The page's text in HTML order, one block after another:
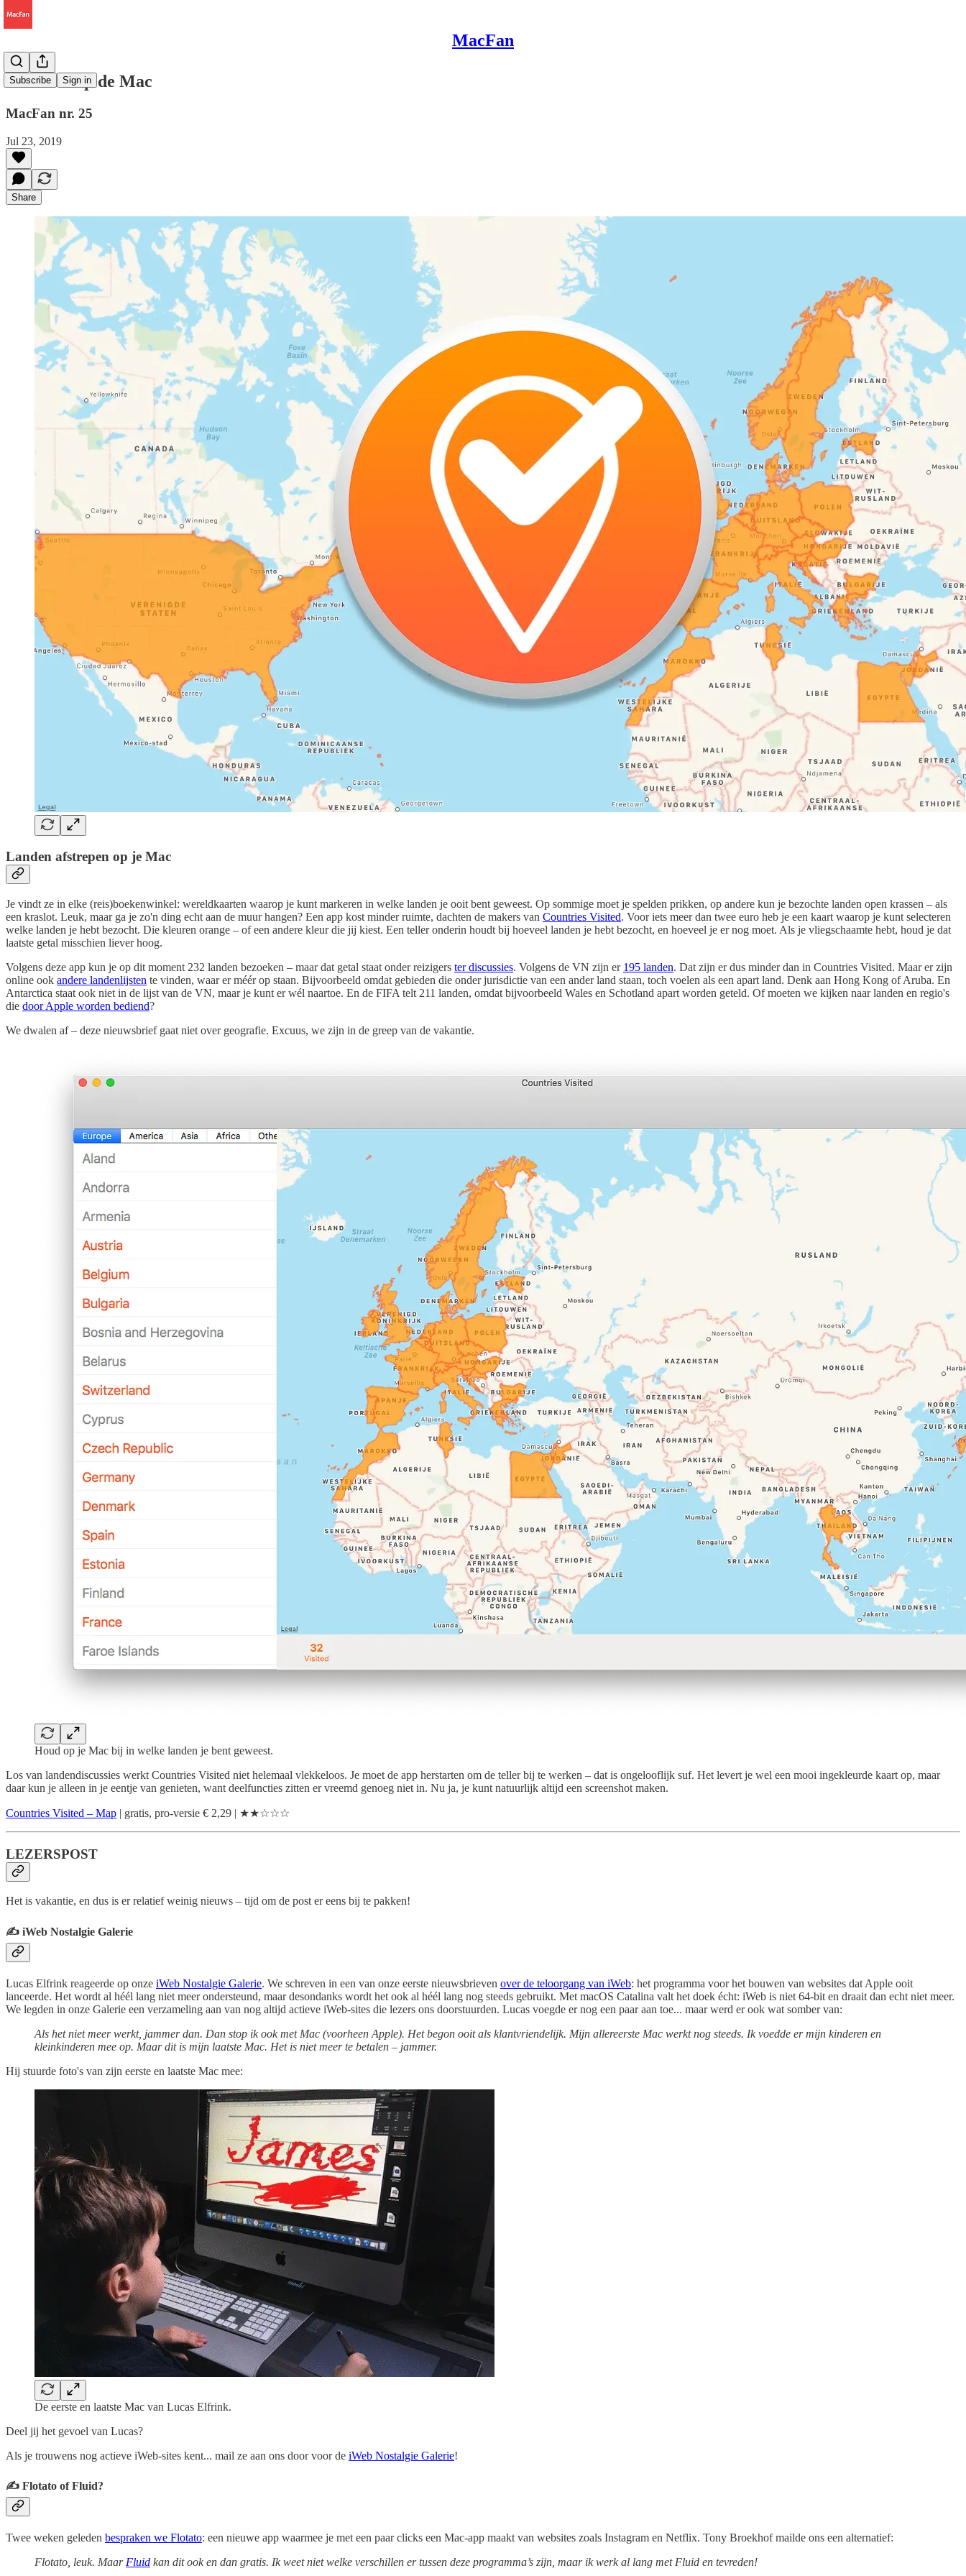
MacFan
Subscribe Sign in
Vakantie op de Mac
MacFan nr. 25
Jul 23, 2019
Share
Landen afstrepen op je Mac
Je vindt ze in elke (reis)boekenwinkel: wereldkaarten waarop je kunt markeren in welke landen je ooit bent geweest. Op sommige moet je spelden prikken, op andere kun je bezochte landen open krassen – als
een kraslot. Leuk, maar ga je zo'n ding echt aan de muur hangen? Een app kost minder ruimte, dachten de makers van Countries Visited. Voor iets meer dan twee euro heb je een kaart waarop je kunt selecteren
welke landen je hebt bezocht. Die kleuren orange – of een andere kleur die jij kiest. Een teller onderin houdt bij hoeveel landen je hebt bezocht, en hoeveel je er nog moet. Als je vliegschaamte hebt, houd je dat
laatste getal misschien liever hoog.
Volgens deze app kun je op dit moment 232 landen bezoeken – maar dat getal staat onder reizigers ter discussies. Volgens de VN zijn er 195 landen. Dat zijn er dus minder dan in Countries Visited. Maar er zijn
online ook andere landenlijsten te vinden, waar er méér op staan. Bijvoorbeeld omdat gebieden die onder jurisdictie van een ander land staan, toch voelen als een apart land. Denk aan Hong Kong of Aruba. En
Antarctica staat ook niet in de lijst van de VN, maar je kunt er wél naartoe. En de FIFA telt 211 landen, omdat bijvoorbeeld Wales en Schotland apart worden geteld. Of moeten we kijken naar landen en regio's
die door Apple worden bediend?
We dwalen af – deze nieuwsbrief gaat niet over geografie. Excuus, we zijn in de greep van de vakantie.
Houd op je Mac bij in welke landen je bent geweest.
Los van landendiscussies werkt Countries Visited niet helemaal vlekkeloos. Je moet de app herstarten om de teller bij te werken – dat is ongelooflijk suf. Het levert je wel een mooi ingekleurde kaart op, maar
daar kun je alleen in je eentje van genieten, want deelfuncties zitten er vreemd genoeg niet in. Nu ja, je kunt natuurlijk altijd een screenshot maken.
Countries Visited – Map | gratis, pro-versie € 2,29 | ★★☆☆☆
LEZERSPOST
Het is vakantie, en dus is er relatief weinig nieuws – tijd om de post er eens bij te pakken!
✍️ iWeb Nostalgie Galerie
Lucas Elfrink reageerde op onze iWeb Nostalgie Galerie. We schreven in een van onze eerste nieuwsbrieven over de teloorgang van iWeb: het programma voor het bouwen van websites dat Apple ooit
lanceerde. Het wordt al héél lang niet meer ondersteund, maar desondanks wordt het ook al héél lang nog steeds gebruikt. Met macOS Catalina valt het doek écht: iWeb is niet 64-bit en draait dan echt niet meer.
We legden in onze Galerie een verzameling aan van nog altijd actieve iWeb-sites die lezers ons doorstuurden. Lucas voegde er nog een paar aan toe... maar werd er ook wat somber van:
Als het niet meer werkt, jammer dan. Dan stop ik ook met Mac (voorheen Apple). Het begon ooit als klantvriendelijk. Mijn allereerste Mac werkt nog steeds. Ik voedde er mijn kinderen en
kleinkinderen mee op. Maar dit is mijn laatste Mac. Het is niet meer te betalen – jammer.
Hij stuurde foto's van zijn eerste en laatste Mac mee:
De eerste en laatste Mac van Lucas Elfrink.
Deel jij het gevoel van Lucas?
Als je trouwens nog actieve iWeb-sites kent... mail ze aan ons door voor de iWeb Nostalgie Galerie!
✍️ Flotato of Fluid?
Twee weken geleden bespraken we Flotato: een nieuwe app waarmee je met een paar clicks een Mac-app maakt van websites zoals Instagram en Netflix. Tony Broekhof mailde ons een alternatief:
Flotato, leuk. MaarFluid kan dit ook en dan gratis. Ik weet niet welke verschillen er tussen deze programma’s zijn, maar ik werk al lang met Fluid en tevreden!